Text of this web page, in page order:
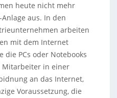
heute nicht mehr
aus. In den
arbeiten
mit dem Internet
die PCs oder Notebooks
in einer
an das Internet,
Voraussetzung, die